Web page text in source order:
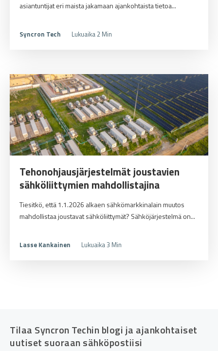
asiantuntijat eri maista jakamaan ajankohtaista tietoa...
Syncron Tech Lukuaika 2 Min
Tehonohjausjärjestelmät joustavien
sähköliittymien mahdollistajina
Tiesitkö, että 1.1.2026 alkaen sähkömarkkinalain muutos
mahdollistaa joustavat sähköliittymät? Sähköjärjestelmä on...
Lasse Kankainen Lukuaika 3 Min
Tilaa Syncron Techin blogi ja ajankohtaiset
uutiset suoraan sähköpostiisi